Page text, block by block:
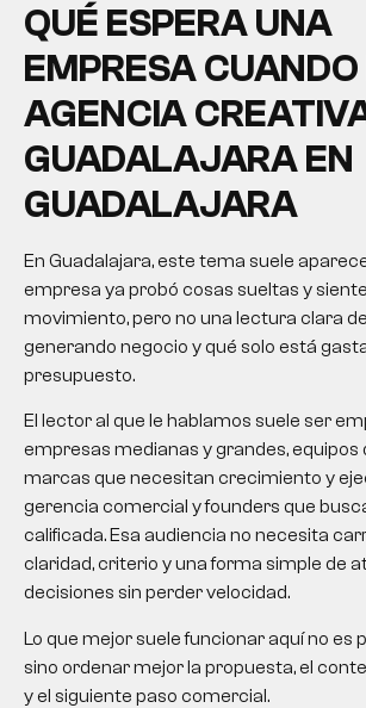
QUÉ ESPERA UNA
EMPRESA
AGENCIA
GUADALAJARA EN
GUADALAJARA
En Guadalajara, este tema suele
empresa ya probó cosas sueltas y
movimiento, pero no una lectura clara
generando negocio y qué solo está
presupuesto.
El lector al que le hablamos suele ser
empresas medianas y grandes, equipos
marcas que necesitan crecimiento y
gerencia comercial y founders que
calificada. Esa audiencia no necesita
claridad, criterio y una forma simple de
decisiones sin perder velocidad.
Lo que mejor suele funcionar aquí no es
sino ordenar mejor la propuesta, el
y el siguiente paso comercial.